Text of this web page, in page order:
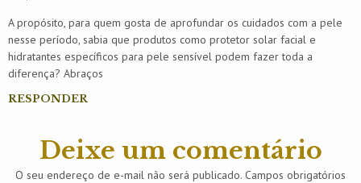
A propósito, para quem gosta de aprofundar os cuidados com a pele
nesse período, sabia que produtos como protetor solar facial e
hidratantes específicos para pele sensível podem fazer toda a
diferença? Abraços
RESPONDER
Deixe um comentário
O seu endereço de e-mail não será publicado. Campos obrigatórios